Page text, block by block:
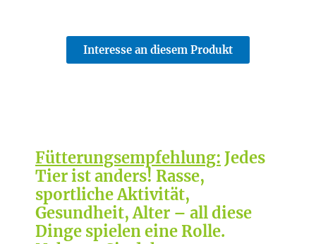
Interesse an diesem Produkt
Fütterungsempfehlung: Jedes
Tier ist anders! Rasse,
sportliche Aktivität,
Gesundheit, Alter – all diese
Dinge spielen eine Rolle.